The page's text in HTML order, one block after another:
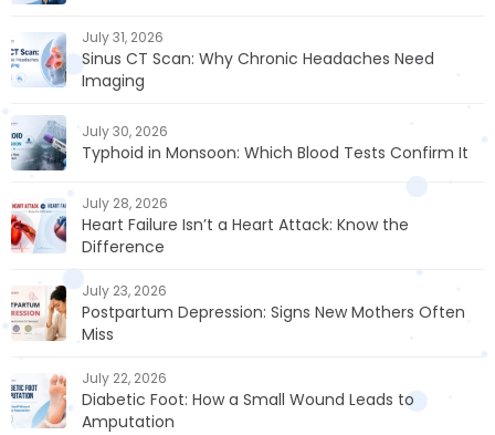
July 31, 2026
Sinus CT Scan: Why Chronic Headaches Need
Imaging
July 30, 2026
Typhoid in Monsoon: Which Blood Tests Confirm It
July 28, 2026
Heart Failure Isn’t a Heart Attack: Know the
Difference
July 23, 2026
Postpartum Depression: Signs New Mothers Often
Miss
July 22, 2026
Diabetic Foot: How a Small Wound Leads to
Amputation